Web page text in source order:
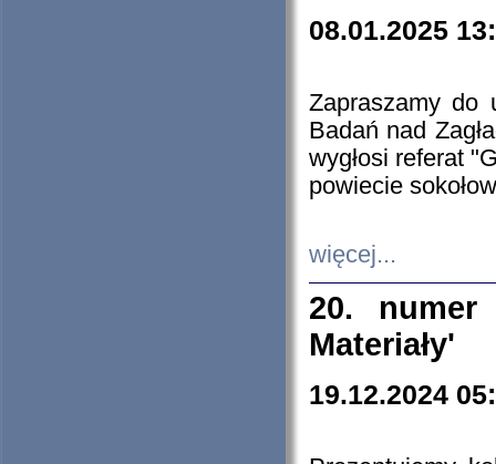
08.01.2025
Zapraszamy do
Badań nad
wygłosi referat
powiecie
więcej...
20. numer
Materiały'
19.12.2024